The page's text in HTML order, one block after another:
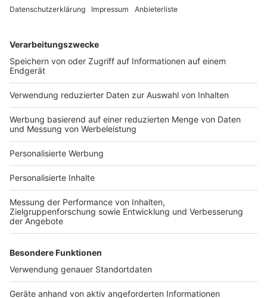
Services
Bauprojekt-Quiz
Häuser-Suche
Hausanbieter-Suche
Bauprojekt-Profil
Für Unternehmen
Ihre Baufirma auf bauen.de
Kostenloses Infogespräch